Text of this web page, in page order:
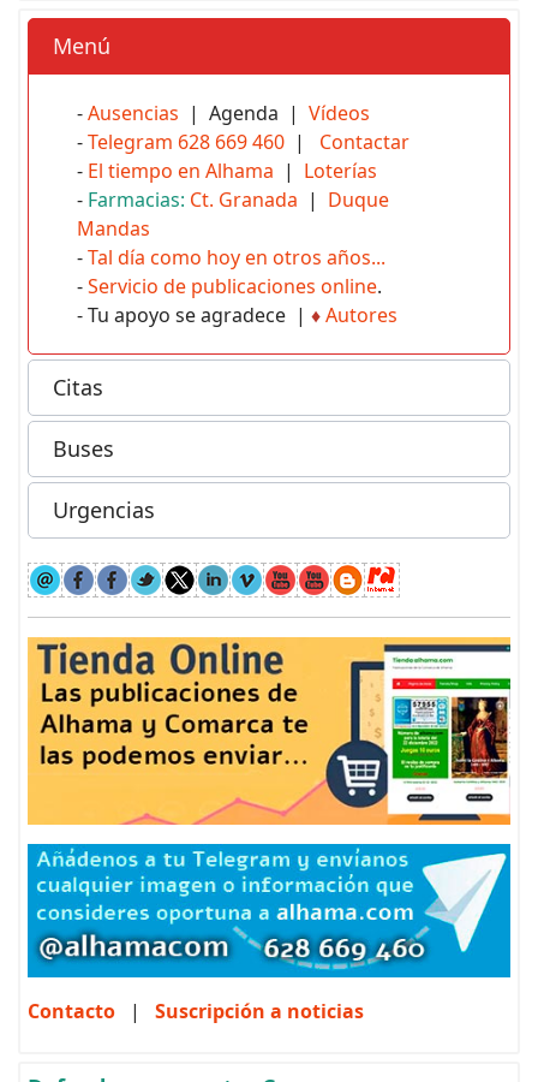
Menú
-Ausencias | Agenda | Vídeos
-Telegram 628 669 460 | Contactar
- El tiempo en Alhama | Loterías
- Farmacias: Ct. Granada | Duque
Mandas
-Tal día como hoy en otros años...
-Servicio de publicaciones online.
- Tu apoyo se agradece | ♦Autores
Citas
Buses
Urgencias
Contacto | Suscripción a noticias